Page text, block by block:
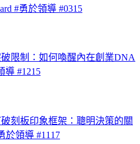
#勇於領導 #0315
破限制：如何喚醒內在創業DNA
導 #1215
破刻板印象框架：聰明決策的關
於領導 #1117